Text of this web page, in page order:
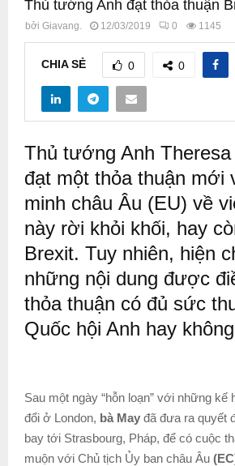
Thủ tướng Anh đạt thỏa thuận
bởi Giavang. 12/03/2019 0 1145
CHIA SẺ 0 0
Thủ tướng Anh
đạt một thỏa thuận mới
minh châu Âu (EU) về
này rời khỏi khối, hay
Brexit. Tuy nhiên, hiện
những nội dung được
thỏa thuận có đủ sức
Quốc hội Anh hay
Sau một ngày “hỗn loạn” với những kế
đổi ở London, bà May đã đưa ra quyết
bay tới Strasbourg, Pháp, để có cuộc
muộn với Chủ tịch Ủy ban châu Âu